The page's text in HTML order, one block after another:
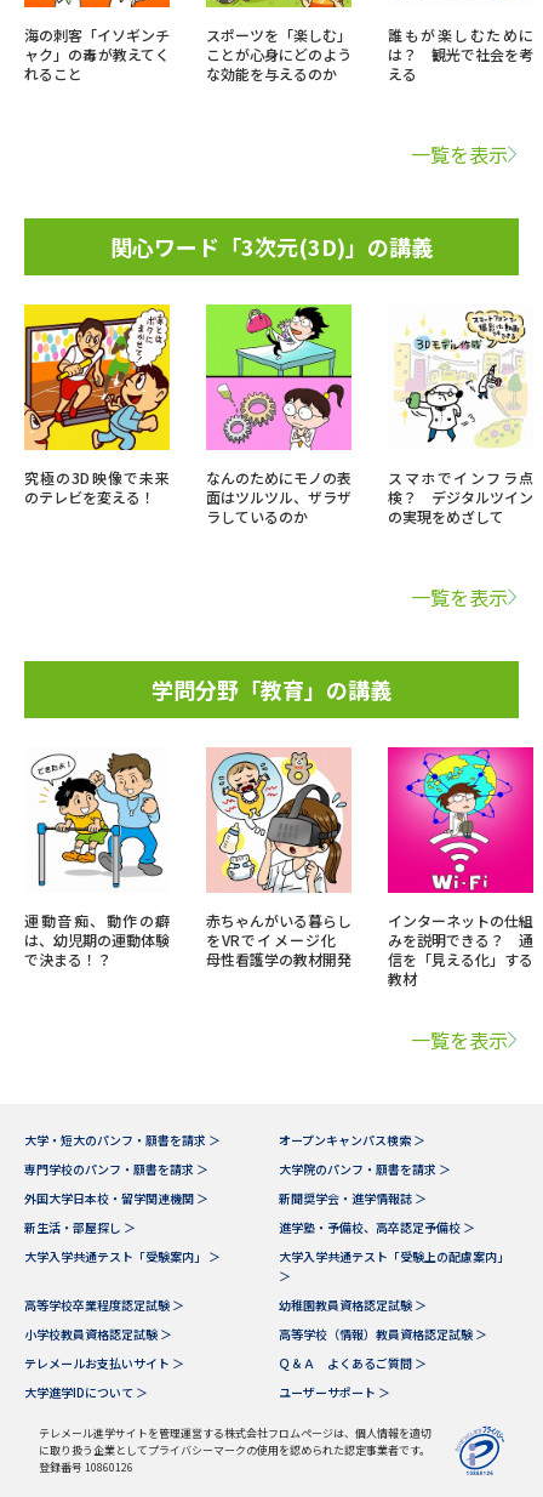
海の刺客「イソギンチ
ャク」の毒が教えてく
れること
スポーツを「楽しむ」
ことが心身にどのよう
な効能を与えるのか
誰もが楽しむために
は？ 観光で社会を考
える
一覧を表示
関心ワード「3次元(3D)」の講義
究極の3D映像で未来
のテレビを変える！
なんのためにモノの表
面はツルツル、ザラザ
ラしているのか
スマホでインフラ点
検？ デジタルツイン
の実現をめざして
一覧を表示
学問分野「教育」の講義
運動音痴、動作の癖
は、幼児期の運動体験
で決まる！？
赤ちゃんがいる暮らし
をVRでイメージ化
母性看護学の教材開発
インターネットの仕組
みを説明できる？ 通
信を「見える化」する
教材
一覧を表示
大学・短大のパンフ・願書を請求 ＞
オープンキャンパス検索 ＞
専門学校のパンフ・願書を請求 ＞
大学院のパンフ・願書を請求 ＞
外国大学日本校・留学関連機関 ＞
新聞奨学会・進学情報誌 ＞
新生活・部屋探し ＞
進学塾・予備校、高卒認定予備校 ＞
大学入学共通テスト「受験案内」 ＞
大学入学共通テスト「受験上の配慮案内」
＞
高等学校卒業程度認定試験 ＞
幼稚園教員資格認定試験 ＞
小学校教員資格認定試験 ＞
高等学校（情報）教員資格認定試験 ＞
テレメールお支払いサイト ＞
Ｑ＆Ａ よくあるご質問 ＞
大学進学IDについて ＞
ユーザーサポート ＞
テレメール進学サイトを管理運営する株式会社フロムページは、個人情報を適切
に取り扱う企業としてプライバシーマークの使用を認められた認定事業者です。
登録番号 10860126